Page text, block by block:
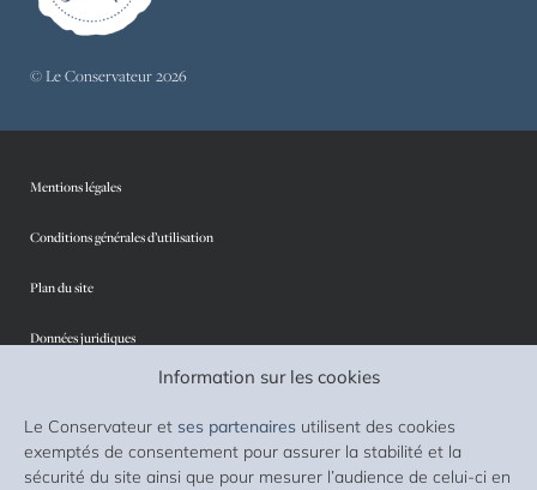
Information sur les cookies
Le Conservateur et ses partenaires utilisent des cookies
exemptés de consentement pour assurer la stabilité et la
sécurité du site ainsi que pour mesurer l’audience de celui-ci en
© Le Conservateur 2026
Mentions légales
Conditions générales d’utilisation
Plan du site
Données juridiques
Protection des données personnelles
Sécurité